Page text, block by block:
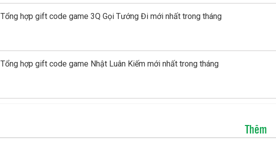
Tổng hợp gift code game 3Q Gọi Tướng Đi mới nhất trong tháng
Tổng hợp gift code game Nhật Luân Kiếm mới nhất trong tháng
Thêm